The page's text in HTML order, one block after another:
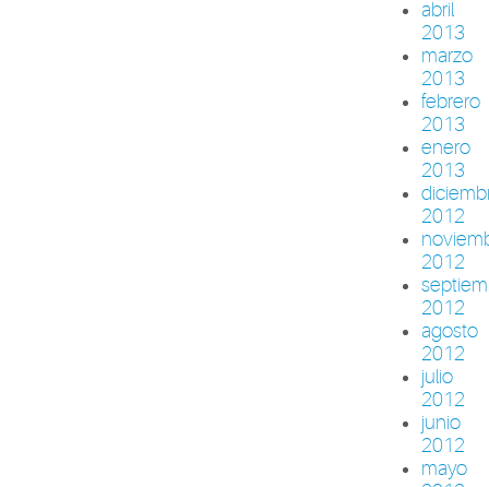
abril
2013
marzo
2013
febrero
2013
enero
2013
2012
2012
2012
agosto
2012
julio
2012
junio
2012
mayo